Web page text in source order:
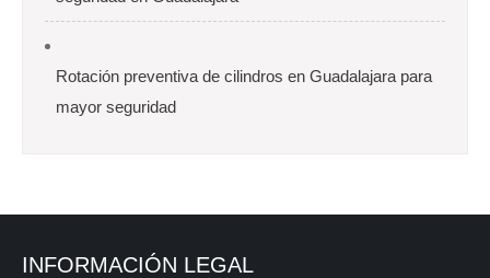
Rotación preventiva de cilindros en Guadalajara para
mayor seguridad
INFORMACIÓN LEGAL